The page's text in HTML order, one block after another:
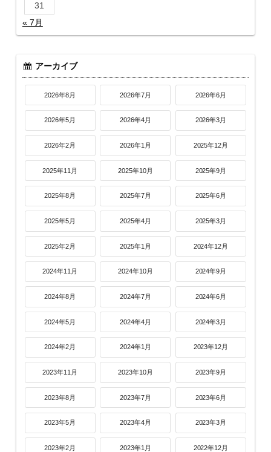
31
« 7月
アーカイブ
2026年8月 2026年7月 2026年6月
2026年5月 2026年4月 2026年3月
2026年2月 2026年1月 2025年12月
2025年11月 2025年10月 2025年9月
2025年8月 2025年7月 2025年6月
2025年5月 2025年4月 2025年3月
2025年2月 2025年1月 2024年12月
2024年11月 2024年10月 2024年9月
2024年8月 2024年7月 2024年6月
2024年5月 2024年4月 2024年3月
2024年2月 2024年1月 2023年12月
2023年11月 2023年10月 2023年9月
2023年8月 2023年7月 2023年6月
2023年5月 2023年4月 2023年3月
2023年2月 2023年1月 2022年12月